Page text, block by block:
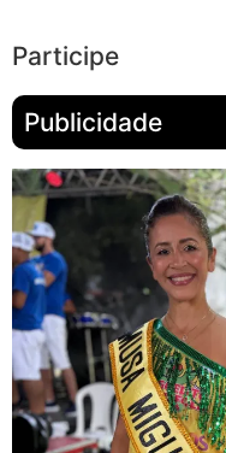
Participe
Publicidade